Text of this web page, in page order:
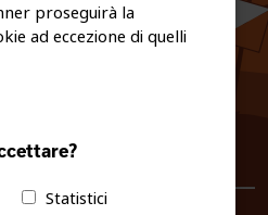
fiso@pec-mail.eu
proseguirà la
ad eccezione di quelli
Statistici